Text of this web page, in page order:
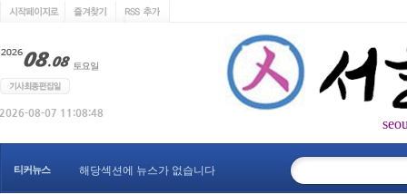
티커뉴스 해당섹션에 뉴스가 없습니다